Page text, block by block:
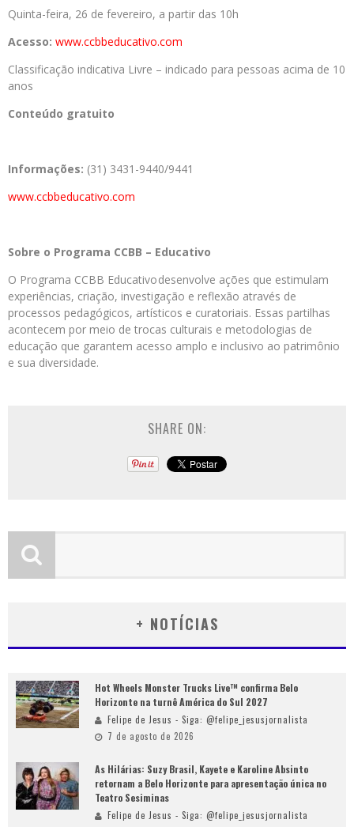
Quinta-feira, 26 de fevereiro, a partir das 10h
Acesso: www.ccbbeducativo.com
Classificação indicativa Livre – indicado para pessoas acima de 10
anos
Conteúdo gratuito
Informações: (31) 3431-9440/9441
www.ccbbeducativo.com
Sobre o Programa CCBB – Educativo
O Programa CCBB Educativo desenvolve ações que estimulam
experiências, criação, investigação e reflexão através de
processos pedagógicos, artísticos e curatoriais. Essas partilhas
acontecem por meio de trocas culturais e metodologias de
educação que garantem acesso amplo e inclusivo ao patrimônio
e sua diversidade.
SHARE ON:
+ NOTÍCIAS
Hot Wheels Monster Trucks Live™ confirma Belo
Horizonte na turnê América do Sul 2027
Felipe de Jesus - Siga: @felipe_jesusjornalista
7 de agosto de 2026
As Hilárias: Suzy Brasil, Kayete e Karoline Absinto
retornam a Belo Horizonte para apresentação única no
Teatro Sesiminas
Felipe de Jesus - Siga: @felipe_jesusjornalista